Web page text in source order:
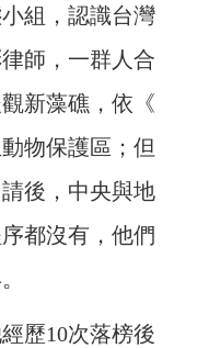
組，認識台灣
師，一群人合
新藻礁，依《
物保護區；但
後，中央與地
都沒有，他們
歷10次落榜後